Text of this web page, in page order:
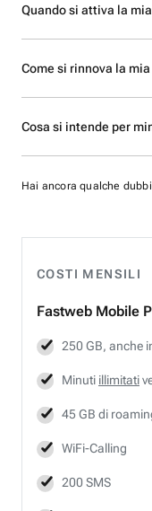
COSTI MENSILI
Fastweb Mobile
250 GB, anche
Minuti illimitati
45 GB di
WiFi-Calling
200 SMS
Quando si attiva la
Come si rinnova la
Cosa si intende per
Hai ancora qualche